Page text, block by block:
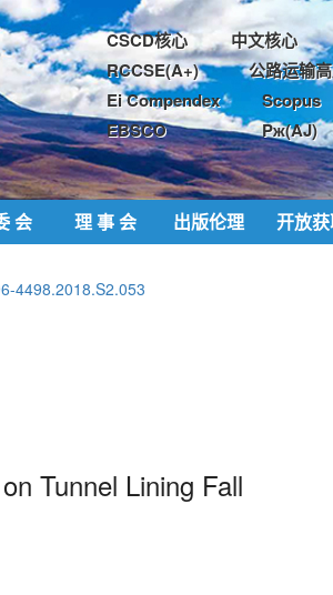
CSCD核心 中文核心
RCCSE(A+)
公路运输
Ei Compendex
Scopus
EBSCO
Pж(AJ)
会 理 事 会 出版伦理 开放
4498.2018.S2.053
Tunnel Lining Fall